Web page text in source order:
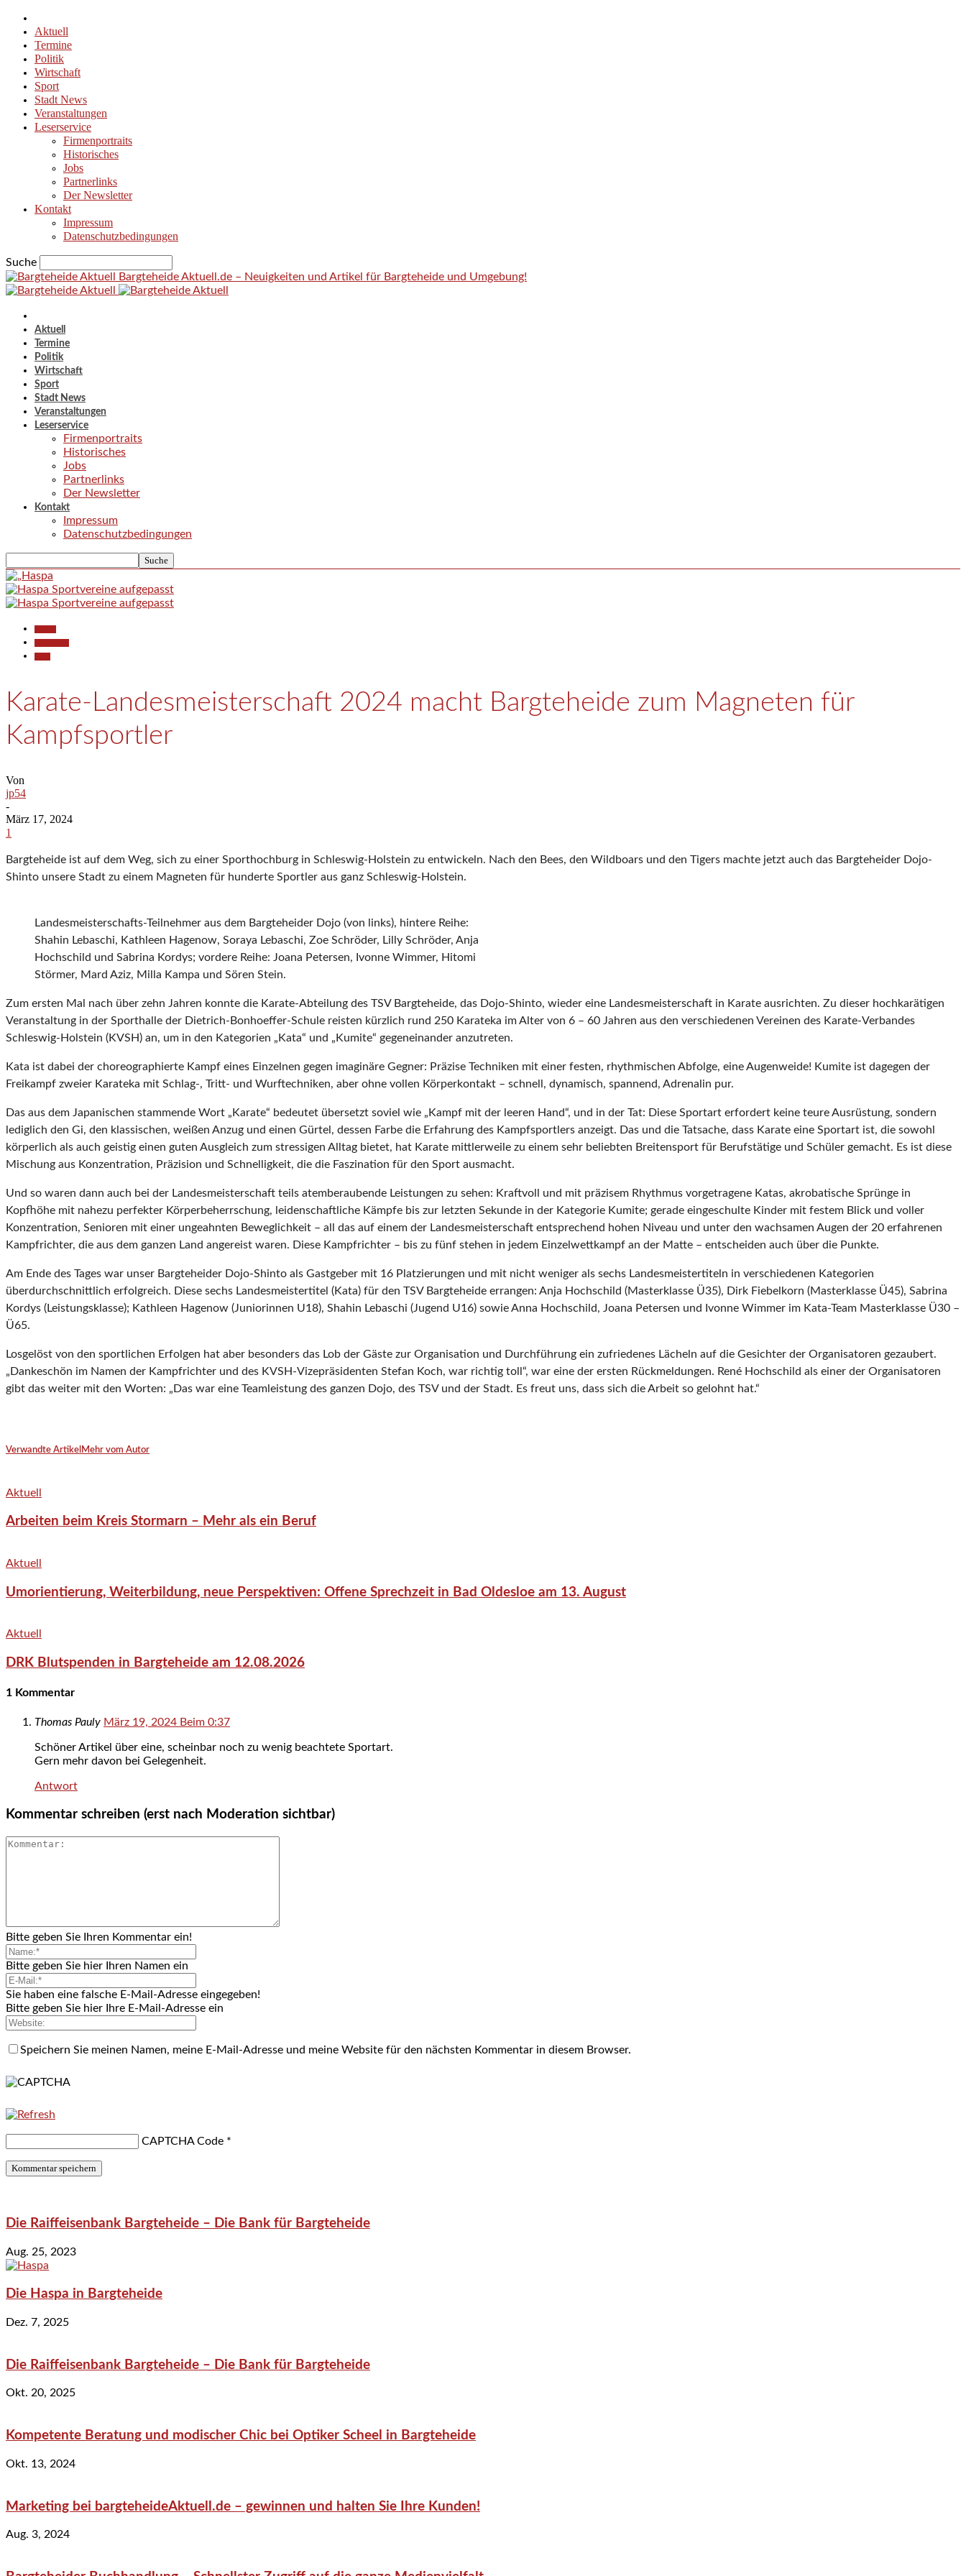
Aktuell
Termine
Politik
Wirtschaft
Sport
Stadt News
Veranstaltungen
Leserservice
Firmenportraits
Historisches
Jobs
Partnerlinks
Der Newsletter
Kontakt
Impressum
Datenschutzbedingungen
Suche
Bargteheide Aktuell.de – Neuigkeiten und Artikel für Bargteheide und Umgebung!
Aktuell
Termine
Politik
Wirtschaft
Sport
Stadt News
Veranstaltungen
Leserservice
Firmenportraits
Historisches
Jobs
Partnerlinks
Der Newsletter
Kontakt
Impressum
Datenschutzbedingungen
Karate-Landesmeisterschaft 2024 macht Bargteheide zum Magneten für
Kampfsportler
Von
jp54
-
März 17, 2024
1
Bargteheide ist auf dem Weg, sich zu einer Sporthochburg in Schleswig-Holstein zu entwickeln. Nach den Bees, den Wildboars und den Tigers machte jetzt auch das Bargteheider Dojo-
Shinto unsere Stadt zu einem Magneten für hunderte Sportler aus ganz Schleswig-Holstein.
Landesmeisterschafts-Teilnehmer aus dem Bargteheider Dojo (von links), hintere Reihe:
Shahin Lebaschi, Kathleen Hagenow, Soraya Lebaschi, Zoe Schröder, Lilly Schröder, Anja
Hochschild und Sabrina Kordys; vordere Reihe: Joana Petersen, Ivonne Wimmer, Hitomi
Störmer, Mard Aziz, Milla Kampa und Sören Stein.
Zum ersten Mal nach über zehn Jahren konnte die Karate-Abteilung des TSV Bargteheide, das Dojo-Shinto, wieder eine Landesmeisterschaft in Karate ausrichten. Zu dieser hochkarätigen
Veranstaltung in der Sporthalle der Dietrich-Bonhoeffer-Schule reisten kürzlich rund 250 Karateka im Alter von 6 – 60 Jahren aus den verschiedenen Vereinen des Karate-Verbandes
Schleswig-Holstein (KVSH) an, um in den Kategorien „Kata“ und „Kumite“ gegeneinander anzutreten.
Kata ist dabei der choreographierte Kampf eines Einzelnen gegen imaginäre Gegner: Präzise Techniken mit einer festen, rhythmischen Abfolge, eine Augenweide! Kumite ist dagegen der
Freikampf zweier Karateka mit Schlag-, Tritt- und Wurftechniken, aber ohne vollen Körperkontakt – schnell, dynamisch, spannend, Adrenalin pur.
Das aus dem Japanischen stammende Wort „Karate“ bedeutet übersetzt soviel wie „Kampf mit der leeren Hand“, und in der Tat: Diese Sportart erfordert keine teure Ausrüstung, sondern
lediglich den Gi, den klassischen, weißen Anzug und einen Gürtel, dessen Farbe die Erfahrung des Kampfsportlers anzeigt. Das und die Tatsache, dass Karate eine Sportart ist, die sowohl
körperlich als auch geistig einen guten Ausgleich zum stressigen Alltag bietet, hat Karate mittlerweile zu einem sehr beliebten Breitensport für Berufstätige und Schüler gemacht. Es ist diese
Mischung aus Konzentration, Präzision und Schnelligkeit, die die Faszination für den Sport ausmacht.
Und so waren dann auch bei der Landesmeisterschaft teils atemberaubende Leistungen zu sehen: Kraftvoll und mit präzisem Rhythmus vorgetragene Katas, akrobatische Sprünge in
Kopfhöhe mit nahezu perfekter Körperbeherrschung, leidenschaftliche Kämpfe bis zur letzten Sekunde in der Kategorie Kumite; gerade eingeschulte Kinder mit festem Blick und voller
Konzentration, Senioren mit einer ungeahnten Beweglichkeit – all das auf einem der Landesmeisterschaft entsprechend hohen Niveau und unter den wachsamen Augen der 20 erfahrenen
Kampfrichter, die aus dem ganzen Land angereist waren. Diese Kampfrichter – bis zu fünf stehen in jedem Einzelwettkampf an der Matte – entscheiden auch über die Punkte.
Am Ende des Tages war unser Bargteheider Dojo-Shinto als Gastgeber mit 16 Platzierungen und mit nicht weniger als sechs Landesmeistertiteln in verschiedenen Kategorien
überdurchschnittlich erfolgreich. Diese sechs Landesmeistertitel (Kata) für den TSV Bargteheide errangen: Anja Hochschild (Masterklasse Ü35), Dirk Fiebelkorn (Masterklasse Ü45), Sabrina
Kordys (Leistungsklasse); Kathleen Hagenow (Juniorinnen U18), Shahin Lebaschi (Jugend U16) sowie Anna Hochschild, Joana Petersen und Ivonne Wimmer im Kata-Team Masterklasse Ü30 –
Ü65.
Losgelöst von den sportlichen Erfolgen hat aber besonders das Lob der Gäste zur Organisation und Durchführung ein zufriedenes Lächeln auf die Gesichter der Organisatoren gezaubert.
„Dankeschön im Namen der Kampfrichter und des KVSH-Vizepräsidenten Stefan Koch, war richtig toll“, war eine der ersten Rückmeldungen. René Hochschild als einer der Organisatoren
gibt das weiter mit den Worten: „Das war eine Teamleistung des ganzen Dojo, des TSV und der Stadt. Es freut uns, dass sich die Arbeit so gelohnt hat.“
Verwandte Artikel Mehr vom Autor
Aktuell
Arbeiten beim Kreis Stormarn – Mehr als ein Beruf
Aktuell
Umorientierung, Weiterbildung, neue Perspektiven: Offene Sprechzeit in Bad Oldesloe am 13. August
Aktuell
DRK Blutspenden in Bargteheide am 12.08.2026
1 Kommentar
Thomas Pauly März 19, 2024 Beim 0:37
Schöner Artikel über eine, scheinbar noch zu wenig beachtete Sportart.
Gern mehr davon bei Gelegenheit.
Antwort
Kommentar schreiben (erst nach Moderation sichtbar)
Bitte geben Sie Ihren Kommentar ein!
Bitte geben Sie hier Ihren Namen ein
Sie haben eine falsche E-Mail-Adresse eingegeben!
Bitte geben Sie hier Ihre E-Mail-Adresse ein
Speichern Sie meinen Namen, meine E-Mail-Adresse und meine Website für den nächsten Kommentar in diesem Browser.
CAPTCHA Code *
Die Raiffeisenbank Bargteheide – Die Bank für Bargteheide
Aug. 25, 2023
Die Haspa in Bargteheide
Dez. 7, 2025
Die Raiffeisenbank Bargteheide – Die Bank für Bargteheide
Okt. 20, 2025
Kompetente Beratung und modischer Chic bei Optiker Scheel in Bargteheide
Okt. 13, 2024
Marketing bei bargteheideAktuell.de – gewinnen und halten Sie Ihre Kunden!
Aug. 3, 2024